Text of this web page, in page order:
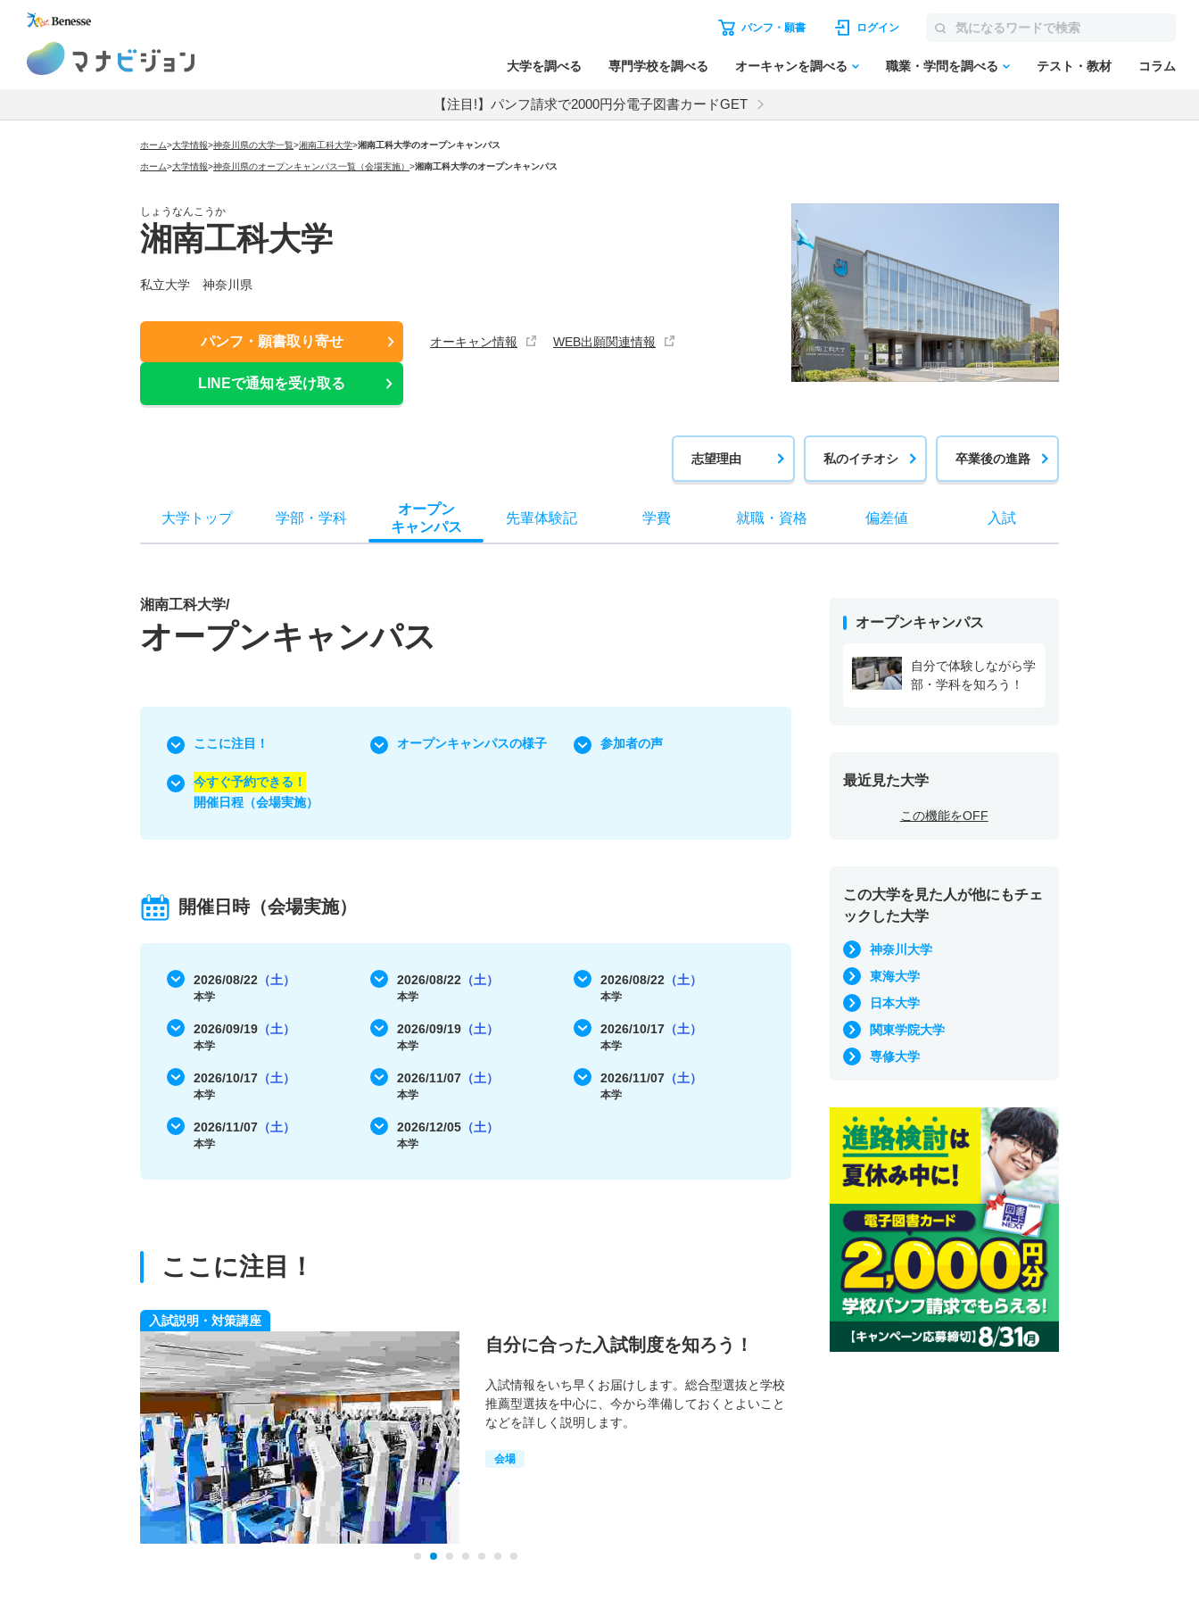
パンフ・願書 ログイン
大学を調べる 専門学校を調べる オーキャンを調べる 職業・学問を調べる テスト・教材 コラム
【注目!】パンフ請求で2000円分電子図書カードGET
ホーム>大学情報>神奈川県の大学一覧>湘南工科大学>湘南工科大学のオープンキャンパス
ホーム>大学情報>神奈川県のオープンキャンパス一覧（会場実施） >湘南工科大学のオープンキャンパス
しょうなんこうか
湘南工科大学
私立大学 神奈川県
パンフ・願書取り寄せ
LINEで通知を受け取る
オーキャン情報 WEB出願関連情報
志望理由 私のイチオシ 卒業後の進路
大学トップ 学部 ・ 学科
オープン
キャンパス
先輩体験記 学費 就職・ 資格 偏差値 入試
湘南工科大学/
オープンキャンパス
ここに注目！ オープンキャンパスの様子 参加者の声
今すぐ予約できる！
開催日程（会場実施）
開催日時（会場実施）
2026/08/22 （土）
本学
2026/08/22（土）
本学
2026/08/22（土）
本学
2026/09/19 （土）
本学
2026/09/19（土）
本学
2026/10/17（土）
本学
2026/10/17 （土）
本学
2026/11/07（土）
本学
2026/11/07（土）
本学
2026/11/07 （土）
本学
2026/12/05（土）
本学
ここに注目！
入試説明・対策講座
自分に合った入試制度を知ろう！
入試情報をいち早くお届けします。総合型選抜と学校
推薦型選抜を中心に、今から準備しておくとよいこと
などを詳しく説明します。
会場
在学生交流
オープンキャンパス
自分で体験しながら学
部・学科を知ろう！
最近見た大学
この機能をOFF
この大学を見た人が他にもチェ
ックした大学
神奈川大学
東海大学
日本大学
関東学院大学
専修大学